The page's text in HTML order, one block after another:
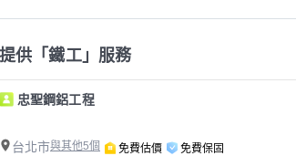
提供「鐵工」服務
忠聖鋼鋁工程
台北市與其他5個 免費估價 免費保固